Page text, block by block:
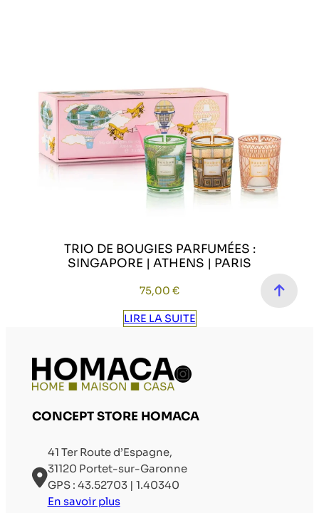
TRIO DE BOUGIES PARFUMÉES :
SINGAPORE | ATHENS | PARIS
75,00 €
LIRE LA SUITE
Compte
CONCEPT STORE HOMACA
41 Ter Route d’Espagne,
31120 Portet-sur-Garonne
GPS : 43.52703 | 1.40340
En savoir plus